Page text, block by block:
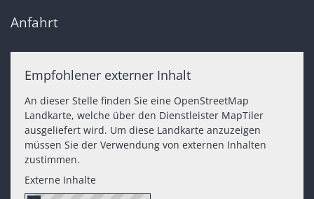
Anfahrt
Empfohlener externer Inhalt
An dieser Stelle finden Sie eine OpenStreetMap
Landkarte, welche über den Dienstleister MapTiler
ausgeliefert wird. Um diese Landkarte anzuzeigen
müssen Sie der Verwendung von externen Inhalten
zustimmen.
Externe Inhalte